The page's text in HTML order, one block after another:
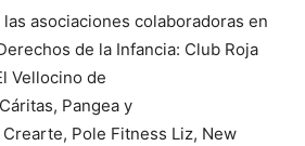
asociaciones colaboradoras en
de la Infancia: Club Roja
Vellocino de
Pangea y
Pole Fitness Liz, New